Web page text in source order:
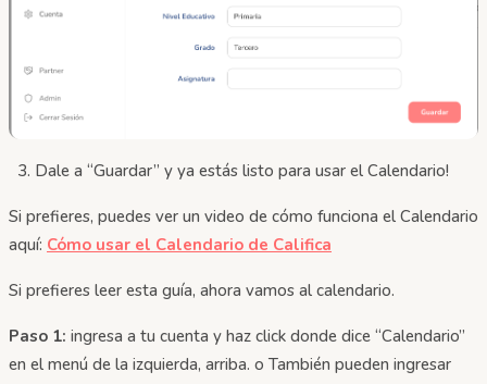
Dale a “Guardar” y ya estás listo para usar el Calendario!
Si prefieres, puedes ver un video de cómo funciona el Calendario
aquí: Cómo usar el Calendario de Califica
Si prefieres leer esta guía, ahora vamos al calendario.
Paso 1: ingresa a tu cuenta y haz click donde dice “Calendario”
en el menú de la izquierda, arriba. o También pueden ingresar